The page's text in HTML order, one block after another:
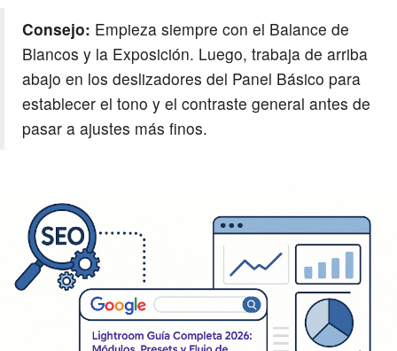
Consejo: Empieza siempre con el Balance de
Blancos y la Exposición. Luego, trabaja de arriba
abajo en los deslizadores del Panel Básico para
establecer el tono y el contraste general antes de
pasar a ajustes más finos.